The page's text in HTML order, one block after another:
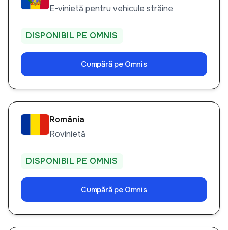
E-vinietă pentru vehicule străine
DISPONIBIL PE OMNIS
Cumpără pe Omnis
România
Rovinietă
DISPONIBIL PE OMNIS
Cumpără pe Omnis